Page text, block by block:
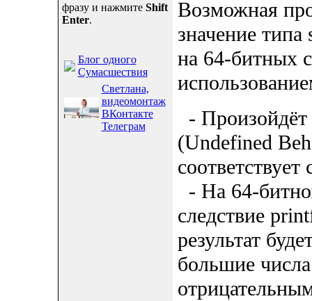
фразу и нажмите Shift
Enter.
Блог одного
Сумасшествия
Светлана,
видеомонтаж
ВКонтакте
Телеграм
Возможная
значение типа
на 64-битных
- Произойдёт
(Undefined
- На 64-
следствие
результат
большие